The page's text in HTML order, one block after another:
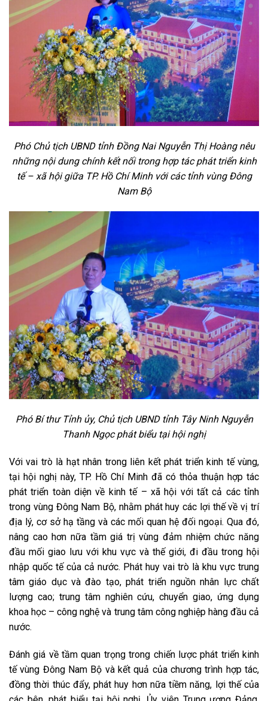
Phó Chủ tịch UBND tỉnh Đồng Nai Nguyễn Thị Hoàng nêu
những nội dung chính kết nối trong hợp tác phát triển kinh
tế – xã hội giữa TP. Hồ Chí Minh với các tỉnh vùng Đông
Nam Bộ
Phó Bí thư Tỉnh ủy, Chủ tịch UBND tỉnh Tây Ninh Nguyễn
Thanh Ngọc phát biểu tại hội nghị
Với vai trò là hạt nhân trong liên kết phát triển kinh tế vùng,
tại hội nghị này, TP. Hồ Chí Minh đã có thỏa thuận hợp tác
phát triển toàn diện về kinh tế – xã hội với tất cả các tỉnh
trong vùng Đông Nam Bộ, nhằm phát huy các lợi thế về vị trí
địa lý, cơ sở hạ tầng và các mối quan hệ đối ngoại. Qua đó,
nâng cao hơn nữa tầm giá trị vùng đảm nhiệm chức năng
đầu mối giao lưu với khu vực và thế giới, đi đầu trong hội
nhập quốc tế của cả nước. Phát huy vai trò là khu vực trung
tâm giáo dục và đào tạo, phát triển nguồn nhân lực chất
lượng cao; trung tâm nghiên cứu, chuyển giao, ứng dụng
khoa học – công nghệ và trung tâm công nghiệp hàng đầu cả
nước.
Đánh giá về tầm quan trọng trong chiến lược phát triển kinh
tế vùng Đông Nam Bộ và kết quả của chương trình hợp tác,
đồng thời thúc đẩy, phát huy hơn nữa tiềm năng, lợi thế của